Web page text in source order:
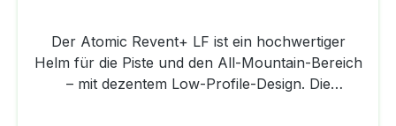
feuchtigkeitsableitend
Der Atomic Revent+ LF ist ein hochwertiger
Helm für die Piste und den All-Mountain-Bereich
– mit dezentem Low-Profile-Design. Die